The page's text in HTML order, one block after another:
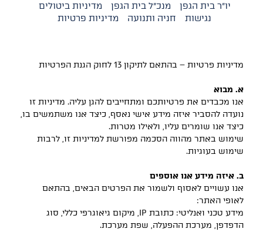
יו"ר בית הגפן
מנכ"ל בית הגפן
מדיניות ביטולים
נגישות
חניה ותנועה מדיניות פרטיות
מדיניות פרטיות – בהתאם לתיקון 13 לחוק הגנת הפרטיות
א. מבוא
אנו מכבדים את פרטיותכם ומתחייבים להגן עליה. מדיניות זו
נועדה להסביר איזה מידע אישי נאסף, כיצד אנו משתמשים בו,
כיצד אנו שומרים עליו, ולאילו מטרות.
שימוש באתר מהווה הסכמה מפורשת למדיניות זו, לרבות
שימוש בעוגיות.
ב. איזה מידע אנו אוספים
אנו עשויים לאסוף ולשמור את הפרטים הבאים, בהתאם
לאופי האתר:
מידע טכני ואנליטי: כתובת IP, מיקום גיאוגרפי כללי, סוג
הדפדפן, מערכת ההפעלה, שפת מערכת.